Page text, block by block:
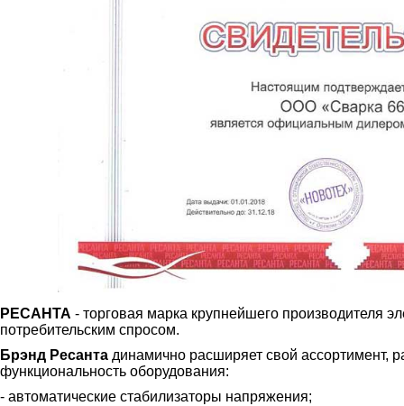
РЕСАНТА - торговая марка крупнейшего производителя
потребительским спросом.
Брэнд Ресанта динамично расширяет свой ассортимент,
функциональность оборудования:
- автоматические стабилизаторы напряжения;